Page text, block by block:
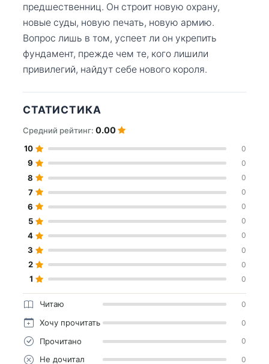
предшественниц. Он строит новую охрану,
новые суды, новую печать, новую армию.
Вопрос лишь в том, успеет ли он укрепить
фундамент, прежде чем те, кого лишили
привилегий, найдут себе нового короля.
СТАТИСТИКА
Средний рейтинг: 0.00
10 0
9 0
8 0
7 0
6 0
5 0
4 0
3 0
2 0
1 0
Читаю 0
Хочу прочитать 0
Прочитано 0
Не дочитал 0